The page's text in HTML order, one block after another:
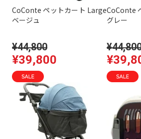
CoConte ペットカート Large
ベージュ
¥44,800
¥39,800
CoConte
グレー